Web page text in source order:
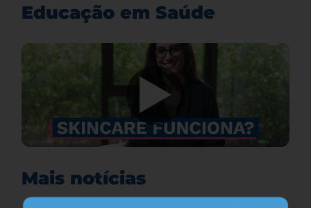
Educação em Saúde
Mais notícias